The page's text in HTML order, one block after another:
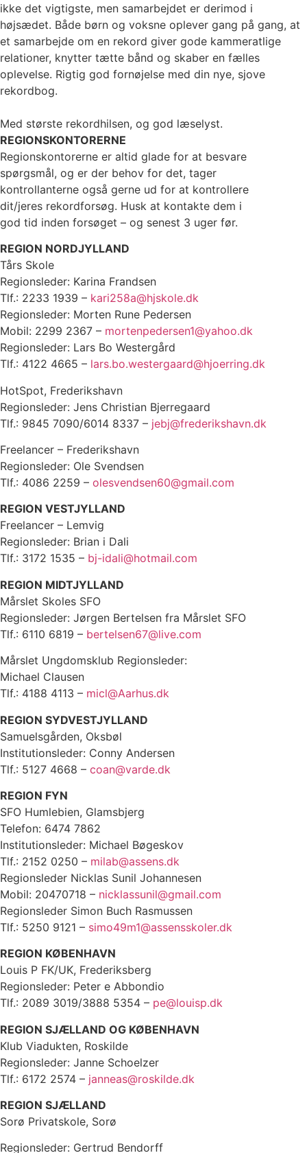
ikke det vigtigste, men samarbejdet er derimod i
højsædet. Både børn og voksne oplever gang på gang, at
et samarbejde om en rekord giver gode kammeratlige
relationer, knytter tætte bånd og skaber en fælles
oplevelse. Rigtig god fornøjelse med din nye, sjove
rekordbog.
Med største rekordhilsen, og god læselyst.
REGIONSKONTORERNE
Regionskontorerne er altid glade for at besvare
spørgsmål, og er der behov for det, tager
kontrollanterne også gerne ud for at kontrollere
dit/jeres rekordforsøg. Husk at kontakte dem i
god tid inden forsøget – og senest 3 uger før.
REGION NORDJYLLAND
Tårs Skole
Regionsleder: Karina Frandsen
Tlf.: 2233 1939 – kari258a@hjskole.dk
Regionsleder: Morten Rune Pedersen
Mobil: 2299 2367 – mortenpedersen1@yahoo.dk
Regionsleder: Lars Bo Westergård
Tlf.: 4122 4665 – lars.bo.westergaard@hjoerring.dk
HotSpot, Frederikshavn
Regionsleder: Jens Christian Bjerregaard
Tlf.: 9845 7090/6014 8337 – jebj@frederikshavn.dk
Freelancer – Frederikshavn
Regionsleder: Ole Svendsen
Tlf.: 4086 2259 – olesvendsen60@gmail.com
REGION VESTJYLLAND
Freelancer – Lemvig
Regionsleder: Brian i Dali
Tlf.: 3172 1535 – bj-idali@hotmail.com
REGION MIDTJYLLAND
Mårslet Skoles SFO
Regionsleder: Jørgen Bertelsen fra Mårslet SFO
Tlf.: 6110 6819 – bertelsen67@live.com
Mårslet Ungdomsklub Regionsleder:
Michael Clausen
Tlf.: 4188 4113 – micl@Aarhus.dk
REGION SYDVESTJYLLAND
Samuelsgården, Oksbøl
Institutionsleder: Conny Andersen
Tlf.: 5127 4668 – coan@varde.dk
REGION FYN
SFO Humlebien, Glamsbjerg
Telefon: 6474 7862
Institutionsleder: Michael Bøgeskov
Tlf.: 2152 0250 – milab@assens.dk
Regionsleder Nicklas Sunil Johannesen
Mobil: 20470718 – nicklassunil@gmail.com
Regionsleder Simon Buch Rasmussen
Tlf.: 5250 9121 – simo49m1@assensskoler.dk
REGION KØBENHAVN
Louis P FK/UK, Frederiksberg
Regionsleder: Peter e Abbondio
Tlf.: 2089 3019/3888 5354 – pe@louisp.dk
REGION SJÆLLAND OG KØBENHAVN
Klub Viadukten, Roskilde
Regionsleder: Janne Schoelzer
Tlf.: 6172 2574 – janneas@roskilde.dk
REGION SJÆLLAND
Sorø Privatskole, Sorø
Regionsleder: Gertrud Bendorff